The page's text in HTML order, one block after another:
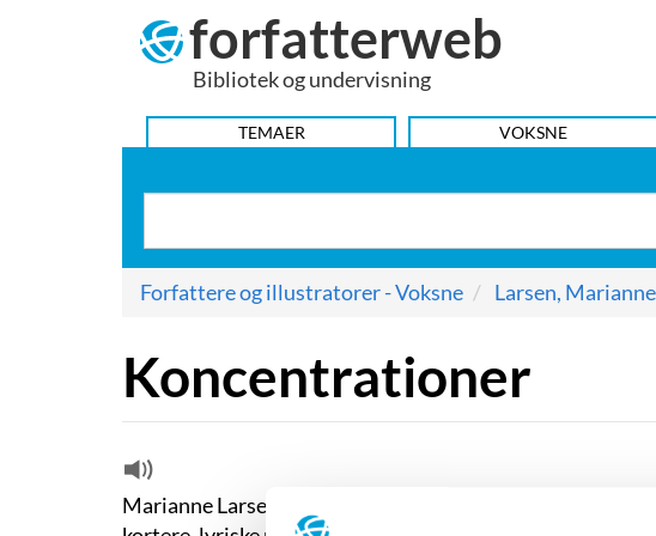
forfatterweb
Bibliotek og undervisning
HOVEDMENU
TEMAER VOKSNE
Forfattere og illustratorer - Voksne Larsen, Marianne
Koncentrationer
Marianne Larsen debuterede i 1971 med ”